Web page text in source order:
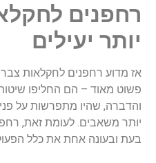
רחפנים
יותר יעילים
אז מדוע רחפנים לחקלאות
פשוט מאוד – הם החליפו
והדברה, שהיו מתפרשות על
יותר משאבים. לעומת זאת,
בעת ובעונה אחת את כלל